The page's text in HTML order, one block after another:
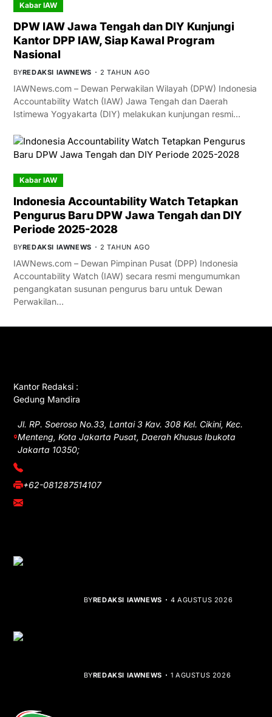
Kabar IAW
DPW IAW Jawa Tengah dan DIY Kunjungi
Kantor DPP IAW, Siap Kawal Program
Nasional
BYREDAKSI IAWNEWS 2 TAHUN AGO
IAWNews.com – Dewan Perwakilan Wilayah (DPW) Indonesia
Accountability Watch (IAW) Jawa Tengah dan Daerah
Istimewa Yogyakarta (DIY) melakukan kunjungan resmi…
Kabar IAW
Indonesia Accountability Watch Tetapkan
Pengurus Baru DPW Jawa Tengah dan DIY
Periode 2025-2028
BYREDAKSI IAWNEWS 2 TAHUN AGO
IAWNews.com – Dewan Pimpinan Pusat (DPP) Indonesia
Accountability Watch (IAW) secara resmi mengumumkan
pengangkatan susunan pengurus baru untuk Dewan
Perwakilan…
Kantor Redaksi :
Gedung Mandira
Jl. RP. Soeroso No.33, Lantai 3 Kav. 308 Kel. Cikini, Kec.
Menteng, Kota Jakarta Pusat, Daerah Khusus Ibukota
Jakarta 10350;
(021) 3908026
+62-081287514107
adm@iawnews.com
BYREDAKSI IAWNEWS 4 AGUSTUS 2026
BYREDAKSI IAWNEWS 1 AGUSTUS 2026